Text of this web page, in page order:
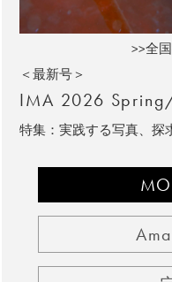
>>全
＜最新号＞
IMA 2026
特集：実践する写真、探